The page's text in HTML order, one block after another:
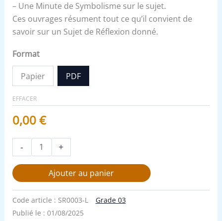
– Une Minute de Symbolisme sur le sujet.
Ces ouvrages résument tout ce qu’il convient de
savoir sur un Sujet de Réflexion donné.
Format
Papier PDF
EFFACER
0,00€
- +
Ajouter au panier
Code article : SR0003-L
Grade 03
Publié le : 01/08/2025